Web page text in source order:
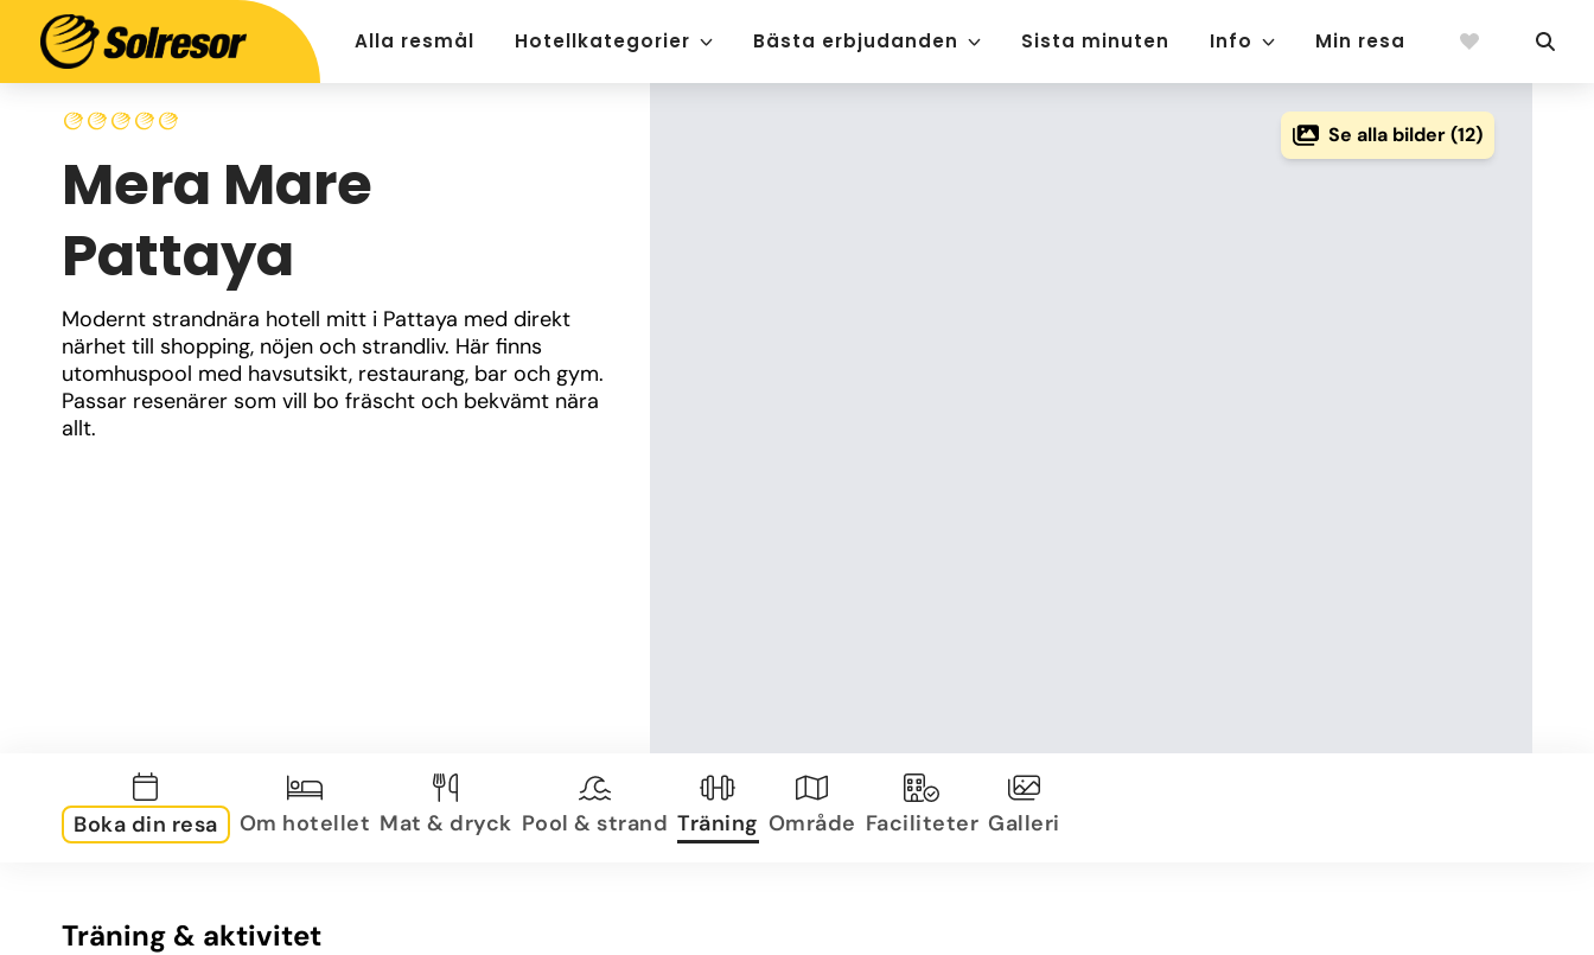
Alla resmål Hotellkategorier Bästa erbjudanden Sista minuten Info Min resa
Mera Mare
Pattaya
Modernt strandnära hotell mitt i Pattaya med direkt
närhet till shopping, nöjen och strandliv. Här finns
utomhuspool med havsutsikt, restaurang, bar och gym.
Passar resenärer som vill bo fräscht och bekvämt nära
allt.
Se alla bilder (12)
Boka din resa Om hotellet Mat & dryck Pool & strand Träning Område Faciliteter Galleri
Träning & aktivitet